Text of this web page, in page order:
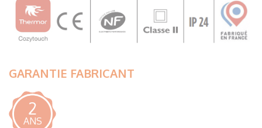
GARANTIE FABRICANT
2
ANS